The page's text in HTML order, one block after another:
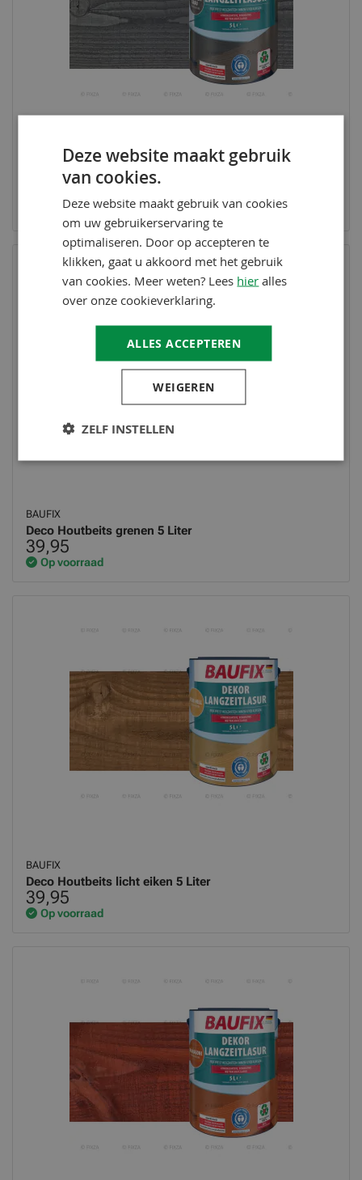
Deco Houtbeits antraciet grijs 5 Liter
39,95
Op voorraad
BAUFIX
Deco Houtbeits grenen 5 Liter
39,95
Op voorraad
BAUFIX
Deco Houtbeits licht eiken 5 Liter
39,95
Op voorraad
Deze website maakt gebruik
van cookies.
Deze website maakt gebruik van cookies
om uw gebruikerservaring te
optimaliseren. Door op accepteren te
klikken, gaat u akkoord met het gebruik
van cookies. Meer weten? Lees hier alles
over onze cookieverklaring.
ALLES ACCEPTEREN
WEIGEREN
ZELF INSTELLEN